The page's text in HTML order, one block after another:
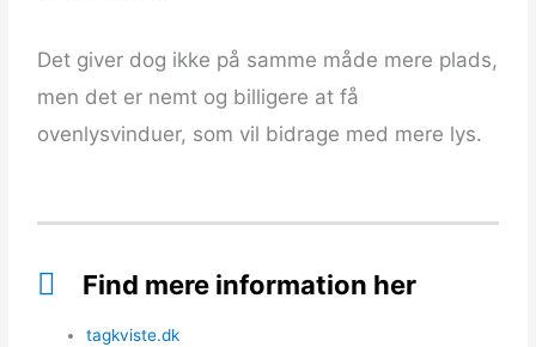
Det giver dog ikke på samme måde mere plads,
men det er nemt og billigere at få
ovenlysvinduer, som vil bidrage med mere lys.
Find mere information her
tagkviste.dk